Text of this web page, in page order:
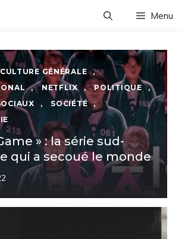
Menu
CULTURE GÉNÉRALE
,
, NETFLIX , POLITIQUE
,
, SOCIÉTÉ
,
» : la série sud-
qui a secoué le monde